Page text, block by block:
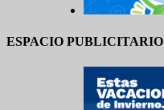
ESPACIO PUBLICITARIO